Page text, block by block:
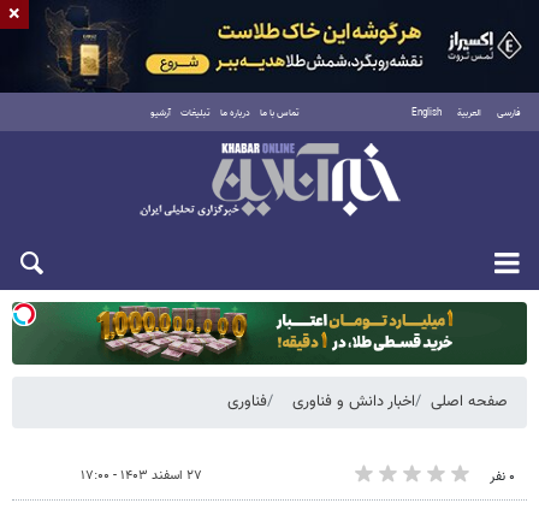
فارسی العربية English تماس با ما درباره ما تبلیغات آرشیو
یکشنبه ۱۸ مرداد ۱۴۰۵
صفحه اصلی اخبار دانش و فناوری فناوری
۰ نفر ۲۷ اسفند ۱۴۰۳ - ۱۷:۰۰
×